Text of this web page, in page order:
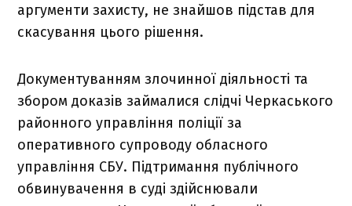
аргументи захисту, не знайшов підстав для
скасування цього рішення.
Документуванням злочинної діяльності та
збором доказів займалися слідчі Черкаського
районного управління поліції за
оперативного супроводу обласного
управління СБУ. Підтримання публічного
обвинувачення в суді здійснювали